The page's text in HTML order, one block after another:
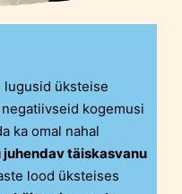
lugusid üksteise
kogemusi
ka omal nahal
juhendav täiskasvanu
lood üksteises